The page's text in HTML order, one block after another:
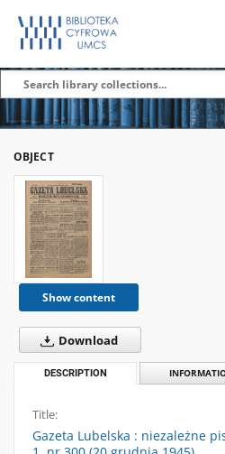
OBJECT
Show content
Download
DESCRIPTION
Title:
Gazeta Lubelska : niezależne